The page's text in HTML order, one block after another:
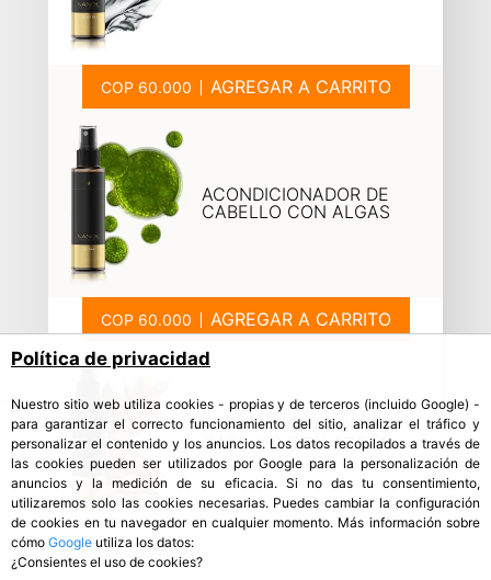
AGREGAR A CARRITO
ACONDICIONADOR DE
CABELLO CON ALGAS
AGREGAR A CARRITO
ACONDICIONADOR DE
CABELLO CON ARGÁN
Política de privacidad
Nuestro sitio web utiliza cookies - propias y de terceros (incluido Google) -
para garantizar el correcto funcionamiento del sitio, analizar el tráfico y
personalizar el contenido y los anuncios. Los datos recopilados a través de
las cookies pueden ser utilizados por Google para la personalización de
anuncios y la medición de su eficacia. Si no das tu consentimiento,
utilizaremos solo las cookies necesarias. Puedes cambiar la configuración
de cookies en tu navegador en cualquier momento. Más información sobre
cómo Google utiliza los datos:
¿Consientes el uso de cookies?